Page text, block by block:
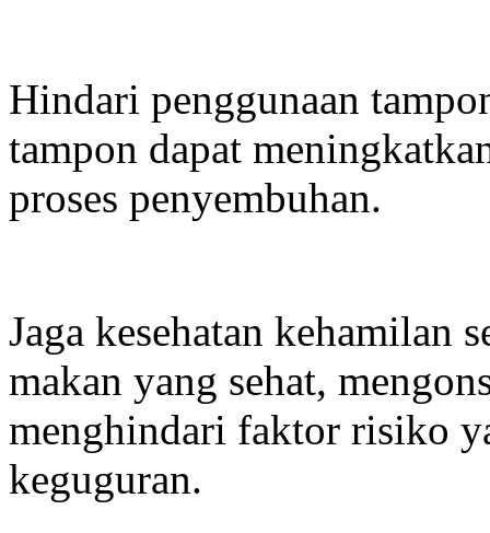
Hindari penggunaan
tampon dapat
proses penyembuhan.
Jaga kesehatan kehamilan
makan yang sehat,
menghindari faktor risiko
keguguran.